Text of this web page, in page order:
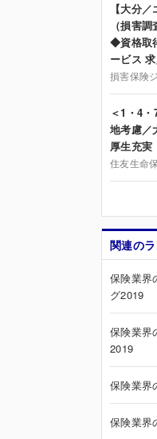
【大分
（損害
◆資格取
ービス 求
損害保険
＜1・4
地考慮／
厚生充実
住友生命
関連の
保険業界
グ2019
保険業界
2019
保険業界
保険業界